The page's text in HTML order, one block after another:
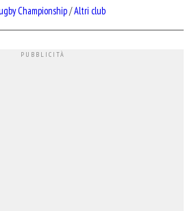
Championship/Altri club